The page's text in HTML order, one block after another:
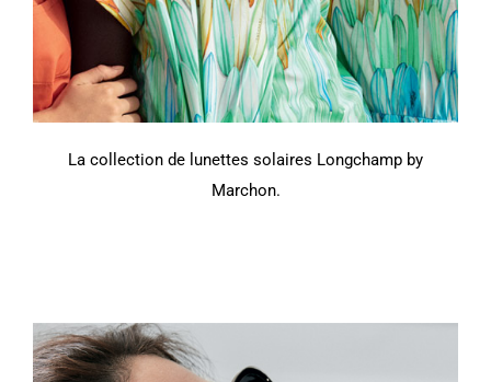
La collection de lunettes solaires Longchamp by
Marchon.